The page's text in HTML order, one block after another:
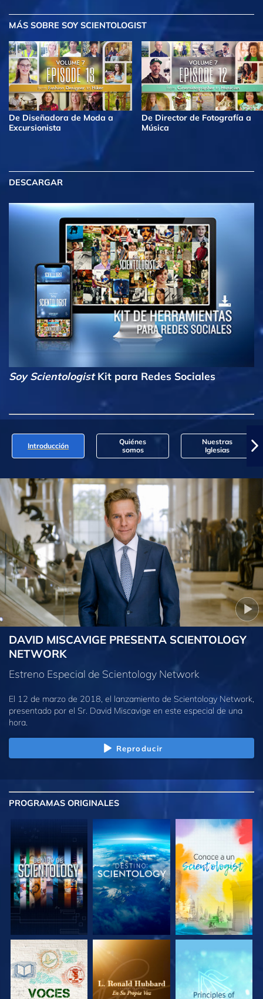
MÁS SOBRE SOY SCIENTOLOGIST
De Diseñadora de Moda a
Excursionista
De Director de Fotografía a
Música
DESCARGAR
Soy ScientologistKit para Redes Sociales
Introducción
Quiénes
somos
Nuestras
Iglesias
DAVID MISCAVIGE PRESENTA SCIENTOLOGY
NETWORK
Estreno Especial de Scientology Network
El 12 de marzo de 2018, el lanzamiento de Scientology Network,
presentado por el Sr. David Miscavige en este especial de una
hora.
Reproducir
PROGRAMAS ORIGINALES
EXPLORA LAS
SERIES
EXPLORA LAS
SERIES
EXPLORA LAS
SERIES